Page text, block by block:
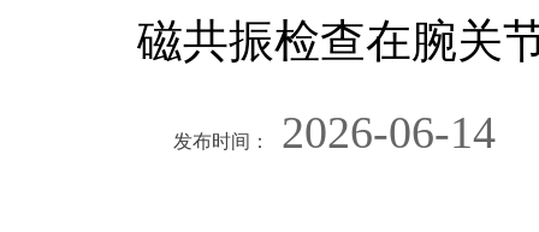
磁共振检查在腕关
发布时间： 2026-06-14